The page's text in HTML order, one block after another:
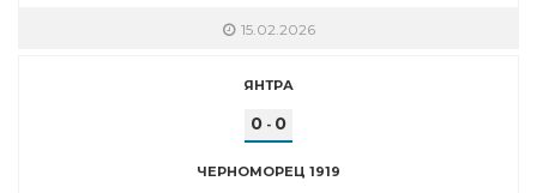
15.02.2026
ЯНТРА
0 - 0
ЧЕРНОМОРЕЦ 1919